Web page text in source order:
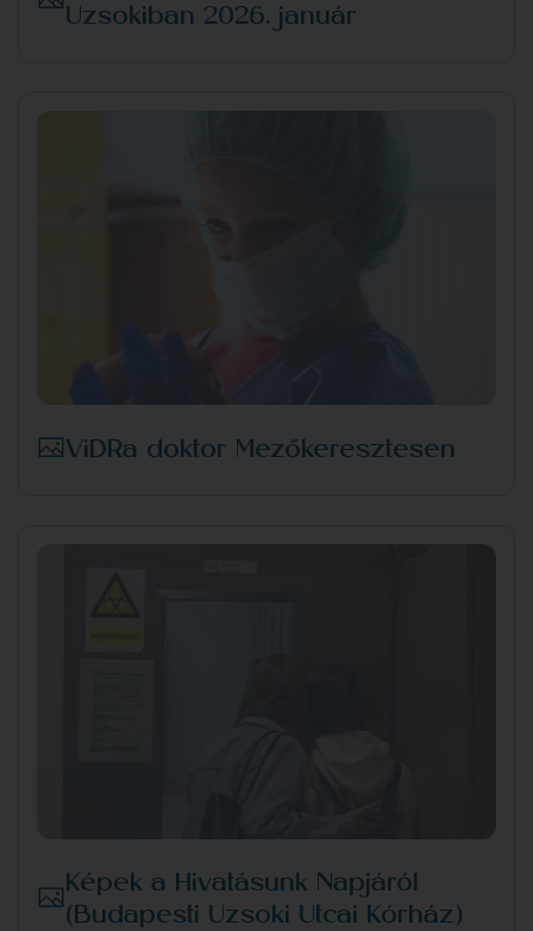
Uzsokiban 2026. január
ViDRa doktor Mezőkeresztesen
Képek a Hivatásunk Napjáról
(Budapesti Uzsoki Utcai Kórház)